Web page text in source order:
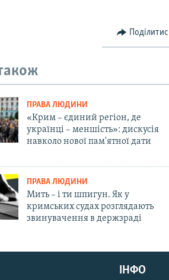
ПРАВА ЛЮДИНИ
«Крим – єдиний регіон, де
українці – меншість»: дискусія
навколо нової пам'ятної дати
ПРАВА ЛЮДИНИ
Мить – і ти шпигун. Як у
кримських судах розглядають
звинувачення в держзраді
ІНФО